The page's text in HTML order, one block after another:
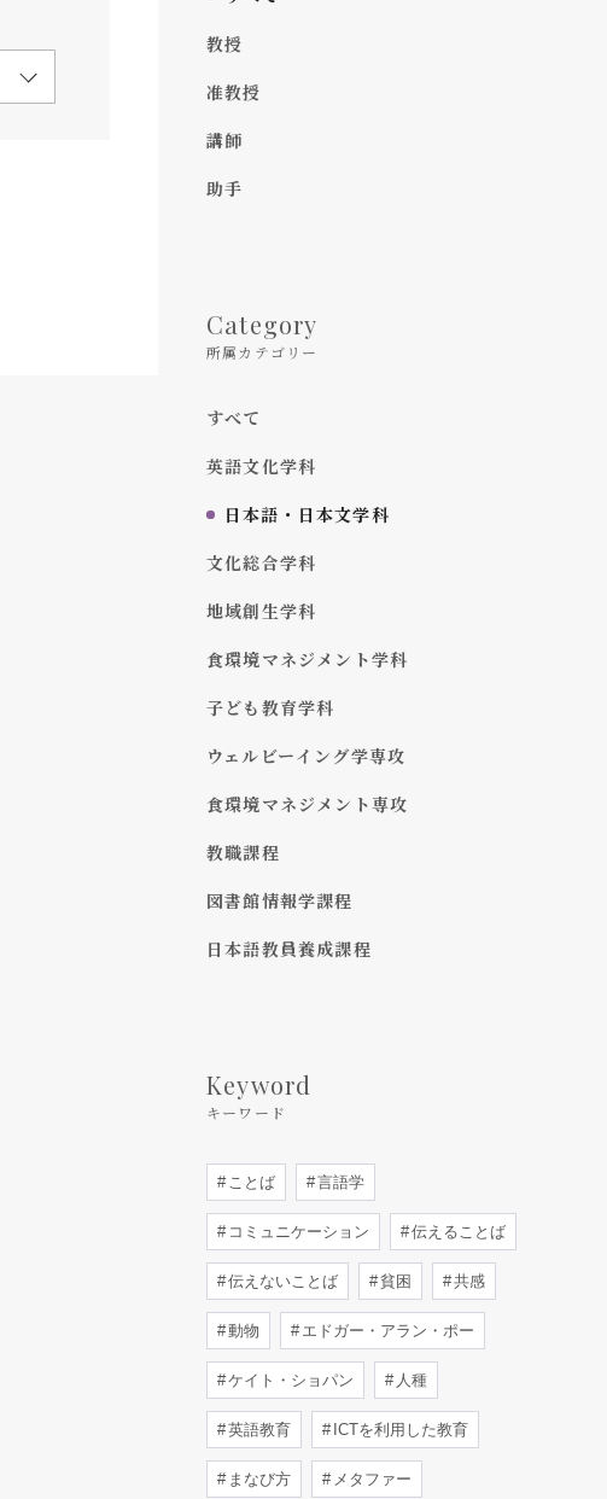
教授
准教授
講師
助手
Category
所属カテゴリー
すべて
英語文化学科
日本語・日本文学科
文化総合学科
地域創生学科
食環境マネジメント学科
子ども教育学科
ウェルビーイング学専攻
食環境マネジメント専攻
教職課程
図書館情報学課程
日本語教員養成課程
Keyword
キーワード
ことば 言語学
コミュニケーション 伝えることば
伝えないことば 貧困 共感
動物 エドガー・アラン・ポー
ケイト・ショパン 人種
英語教育 ICTを利用した教育
まなび方 メタファー